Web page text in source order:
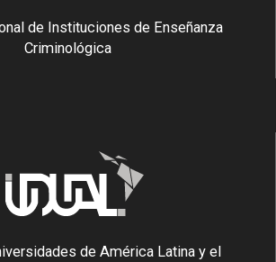
de Instituciones de Enseñanza
Criminológica
de América Latina y el